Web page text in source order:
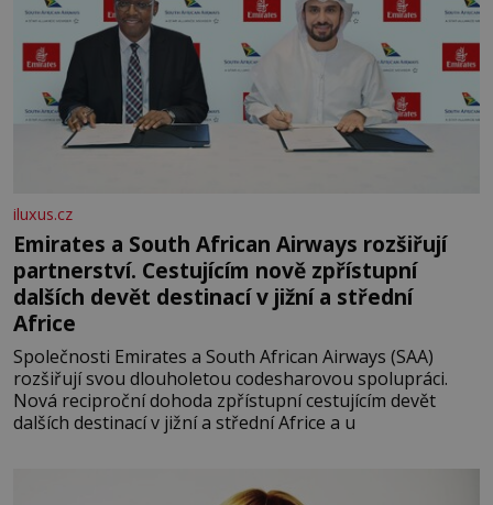
iluxus.cz
Emirates a South African Airways rozšiřují
partnerství. Cestujícím nově zpřístupní
dalších devět destinací v jižní a střední
Africe
Společnosti Emirates a South African Airways (SAA)
rozšiřují svou dlouholetou codesharovou spolupráci.
Nová reciproční dohoda zpřístupní cestujícím devět
dalších destinací v jižní a střední Africe a u